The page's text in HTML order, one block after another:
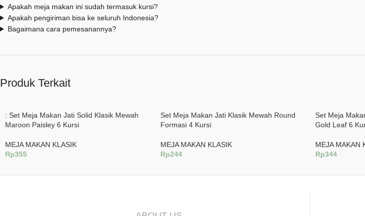
Apakah meja makan ini sudah termasuk kursi?
Apakah pengiriman bisa ke seluruh Indonesia?
Bagaimana cara pemesanannya?
Produk Terkait
: Set Meja Makan Jati Solid Klasik Mewah
Maroon Paisley 6 Kursi
MEJA MAKAN KLASIK
Rp355
Set Meja Makan Jati Klasik Mewah Round
Formasi 4 Kursi
MEJA MAKAN KLASIK
Rp244
Set Meja
Gold Leaf 6
MEJA MAKAN
Rp344